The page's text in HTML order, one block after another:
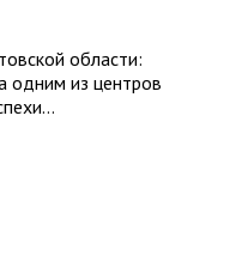
области:
одним из центров